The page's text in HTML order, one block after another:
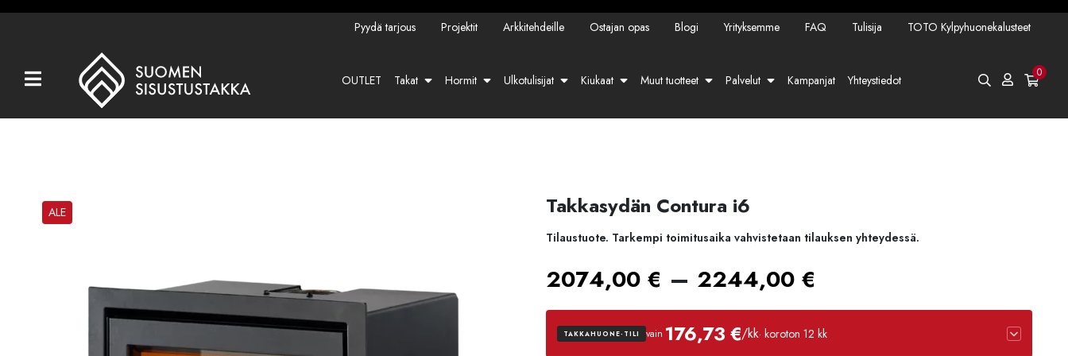
Kaikki tuotteet
Takat
Hormit
Muut tuotteet
Pyydä tarjous Projektit Arkkitehdeille Ostajan opas Blogi Yrityksemme FAQ Tulisija TOTO Kylpyhuonekalusteet
OUTLET Takat Hormit Ulkotulisijat Kiukaat Muut tuotteet Palvelut Kampanjat Yhteystiedot 0
ALE Takkasydän Contura i6
Tilaustuote. Tarkempi toimitusaika vahvistetaan tilauksen yhteydessä.
2074,00 € – 2244,00 €
2074,00 €
TAKKAHUONE-TILI vain 176,73 €/kk· koroton 12 kk